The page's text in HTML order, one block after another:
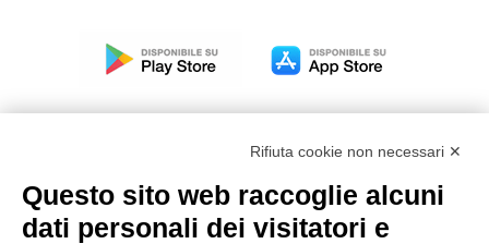
Modello organizzativo, gestione e controllo – D. lgs.
231/2001
Rifiuta cookie non necessari ✕
Questo sito web raccoglie alcuni
dati personali dei visitatori e